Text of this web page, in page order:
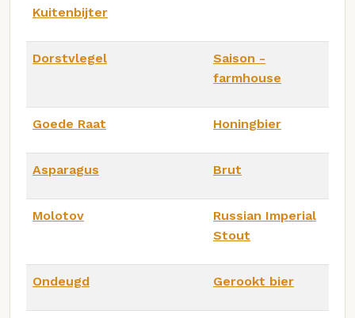
Kuitenbijter
Dorstvlegel
Saison -
farmhouse
Goede Raat Honingbier
Asparagus Brut
Molotov
Russian Imperial
Stout
Ondeugd Gerookt bier